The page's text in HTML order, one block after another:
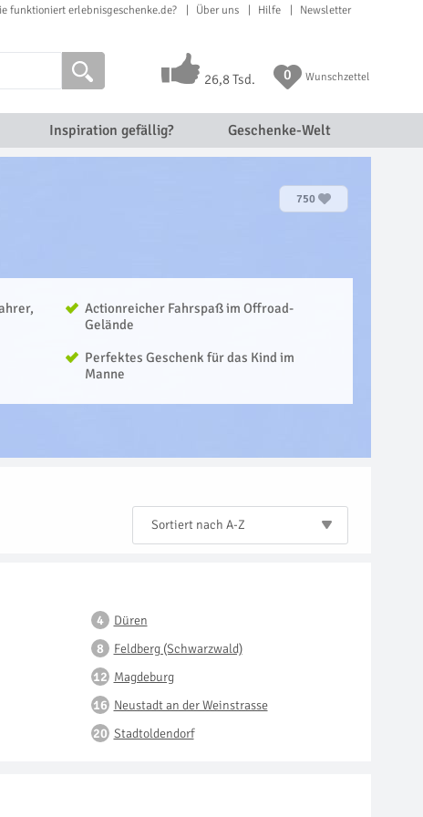
funktioniert erlebnisgeschenke.de? Über uns Hilfe Newsletter
26,8 Tsd. 0 Wunschzettel
Inspiration gefällig? Geschenke-Welt
750
Actionreicher Fahrspaß im Offroad-
Gelände
Perfektes Geschenk für das Kind im
Manne
Sortiert nach A-Z
Düren
Feldberg (Schwarzwald)
Magdeburg
Neustadt an der Weinstrasse
Stadtoldendorf